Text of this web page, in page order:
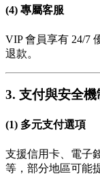
(4) 專屬客服
VIP 會員享有 24/7
退款。
3. 支付與安全機
(1) 多元支付選項
支援信用卡、電子
等，部分地區可能